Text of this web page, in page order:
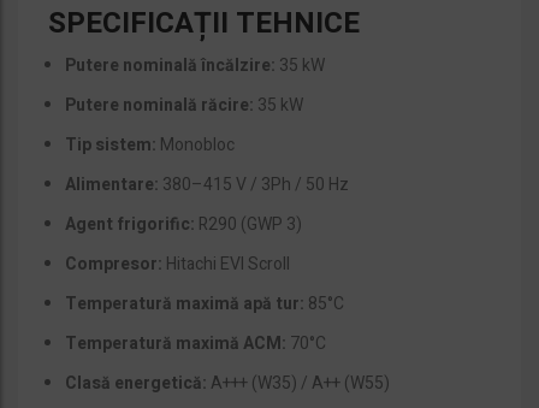
SPECIFICAȚII TEHNICE
Putere nominală încălzire: 35 kW
Putere nominală răcire: 35 kW
Tip sistem: Monobloc
Alimentare: 380–415 V / 3Ph / 50 Hz
Agent frigorific: R290 (GWP 3)
Compresor: Hitachi EVI Scroll
Temperatură maximă apă tur: 85°C
Temperatură maximă ACM: 70°C
Clasă energetică: A+++ (W35) / A++ (W55)